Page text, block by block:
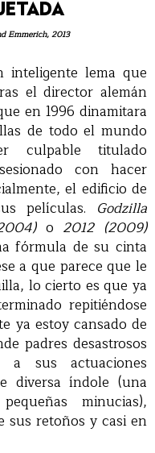
Emmerich, 2013
inteligente lema que
el director alemán
en 1996 dinamitara
de todo el mundo
culpable titulado
con hacer
el edificio de
películas. Godzilla
o 2012 (2009)
fórmula de su cinta
a que parece que le
lo cierto es que ya
repitiéndose
ya estoy cansado de
padres desastrosos
a sus actuaciones
diversa índole (una
minucias),
sus retoños y casi en